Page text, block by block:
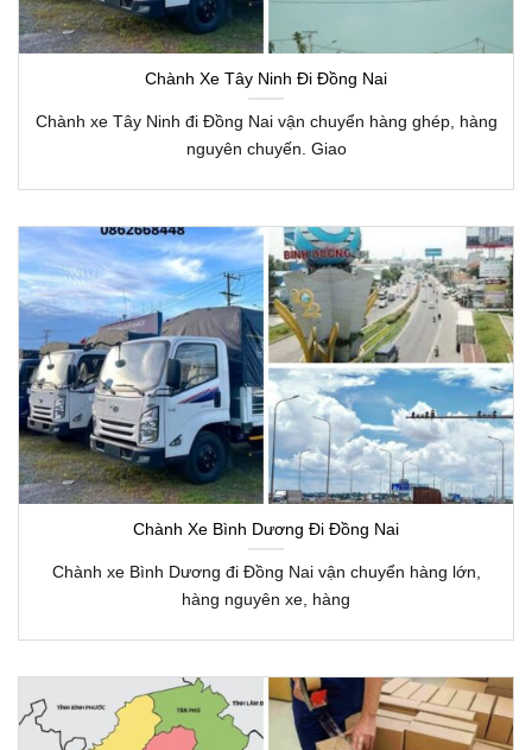
Chành Xe Tây Ninh Đi Đồng Nai
Chành xe Tây Ninh đi Đồng Nai vận chuyển hàng ghép, hàng
nguyên chuyến. Giao
Chành Xe Bình Dương Đi Đồng Nai
Chành xe Bình Dương đi Đồng Nai vận chuyển hàng lớn,
hàng nguyên xe, hàng